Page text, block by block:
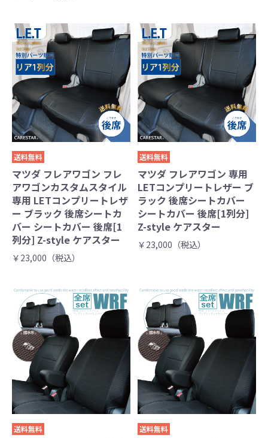
送料無料
マツダ フレアワゴン フレ
アワゴンカスタムスタイル
専用 LETコンプリートレザ
ー ブラック 後席シートカ
バー シートカバー 後席[1
列分] Z-style ケアスター
￥23,000（税込）
送料無料
マツダ フレアワゴン 専用
LETコンプリートレザー ブ
ラック 後席シートカバー
シートカバー 後席[1列分]
Z-style ケアスター
￥23,000（税込）
送料無料 送料無料